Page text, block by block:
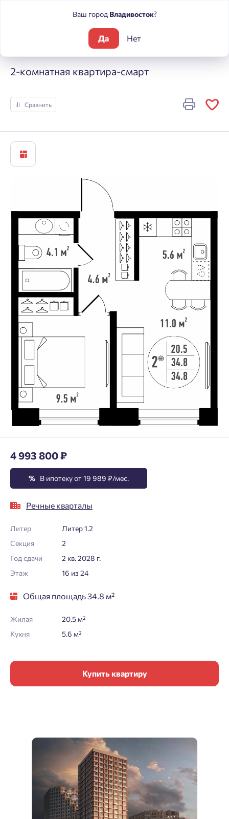
Речные кварталы
2-комнатная квартира-смарт
Сравнить
4 993 800 ₽
% В ипотеку от 19 989 ₽/мес.
Речные кварталы
Литер
Литер 1.2
Секция
2
Год сдачи
2 кв. 2028 г.
Этаж
16 из 24
Общая площадь 34.8 м²
Жилая
20.5 м²
Кухня
5.6 м²
Купить квартиру
Ваш город Владивосток?
Да Нет